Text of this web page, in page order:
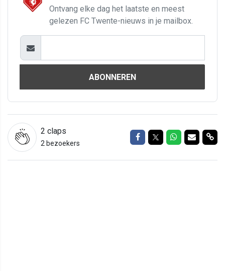
Ontvang elke dag het laatste en meest
gelezen FC Twente-nieuws in je mailbox.
ABONNEREN
2 claps
2 bezoekers
Delen op Facebook
Delen op Twitter
Delen op
Delen